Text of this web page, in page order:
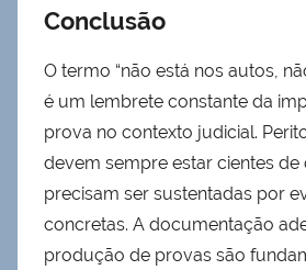
Conclusão
O termo “não está nos autos,
é um lembrete constante da
prova no contexto judicial.
devem sempre estar cientes
precisam ser sustentadas por
concretas. A documentação
produção de provas são